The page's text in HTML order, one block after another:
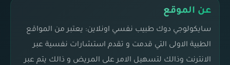
عن الموقع
سايكولوجي دوك طبيب نفسي اونلاين: يعتبر من المواقع
الطبية الاولى التي قدمت و تقدم استشارات نفسية عبر
الانترنت وذالك لتسهيل الامر على المريض و ذالك يتم عبر